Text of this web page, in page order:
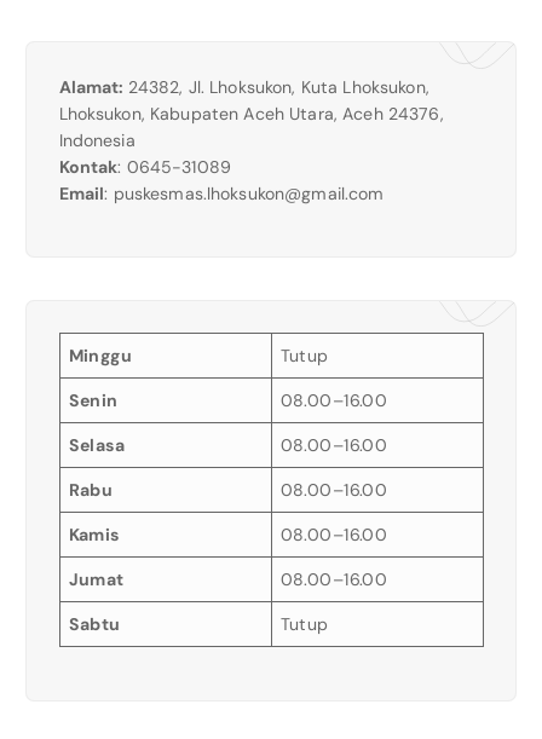
Alamat: 24382, Jl. Lhoksukon, Kuta Lhoksukon,
Lhoksukon, Kabupaten Aceh Utara, Aceh 24376,
Indonesia
Kontak: 0645-31089
Email: puskesmas.lhoksukon@gmail.com
Minggu Tutup
Senin 08.00–16.00
Selasa 08.00–16.00
Rabu 08.00–16.00
Kamis 08.00–16.00
Jumat 08.00–16.00
Sabtu Tutup